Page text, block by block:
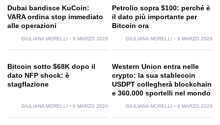
Dubai bandisce KuCoin:
VARA ordina stop immediato
alle operazioni
GIULIANA MORELLI 9 MARZO 2026
Petrolio sopra $100: perché è
il dato più importante per
Bitcoin ora
GIULIANA MORELLI 9 MARZO 2026
Bitcoin sotto $68K dopo il
dato NFP shock: è
stagflazione
GIULIANA MORELLI 6 MARZO 2026
Western Union entra nelle
crypto: la sua stablecoin
USDPT collegherà blockchain
e 360.000 sportelli nel mondo
GIULIANA MORELLI 6 MARZO 2026